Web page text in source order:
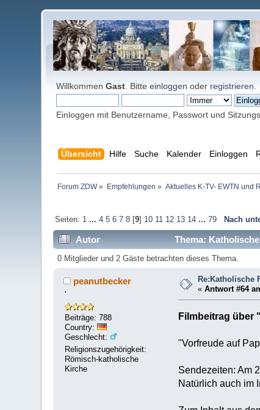
WillkommenGast . Bitteeinloggen oder registrieren
Einloggen mit Benutzername, Passwort und
Übersicht Hilfe Suche Kalender Einloggen
Forum ZDW» Empfehlungen » Aktuelles K-TV- EWTN und
Seiten: 1 ... 4 5 6 7 8[9] 10 11 12 13 14 ... 79 Nach
Autor Thema:
0 Mitglieder und 2 Gäste betrachten dieses Thema.
peanutbecker
'
Beiträge: 788
Country:
Geschlecht:
Religionszugehörigkeit:
Römisch-katholische
Kirche
Re:Katholische
«Antwort #64
Filmbeitrag über
"Vorfreude auf
Sendezeiten: Am
Natürlich auch im